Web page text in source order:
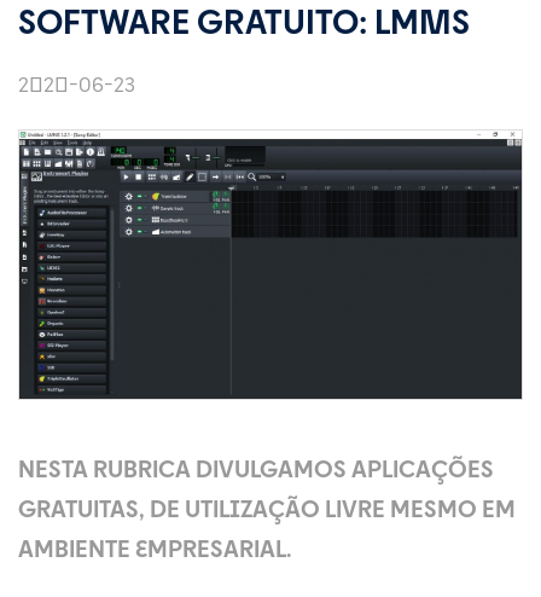
SOFTWARE GRATUITO: LMMS
2020-06-23
NESTA RUBRICA DIVULGAMOS APLICAÇÕES
GRATUITAS, DE UTILIZAÇÃO LIVRE MESMO EM
AMBIENTE EMPRESARIAL.